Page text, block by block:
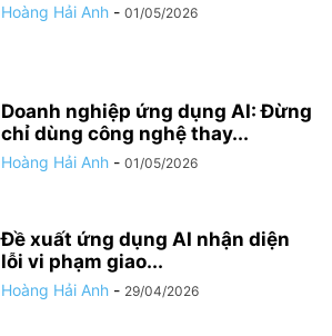
Hoàng Hải Anh - 01/05/2026
Doanh nghiệp ứng dụng AI: Đừng
chỉ dùng công nghệ thay...
Hoàng Hải Anh - 01/05/2026
Đề xuất ứng dụng AI nhận diện
lỗi vi phạm giao...
Hoàng Hải Anh - 29/04/2026